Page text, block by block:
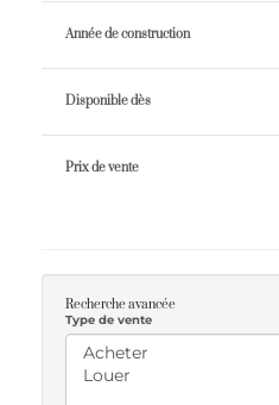
Année de construction
Disponible dès
Prix ​​de vente
Recherche avancée
Type de vente